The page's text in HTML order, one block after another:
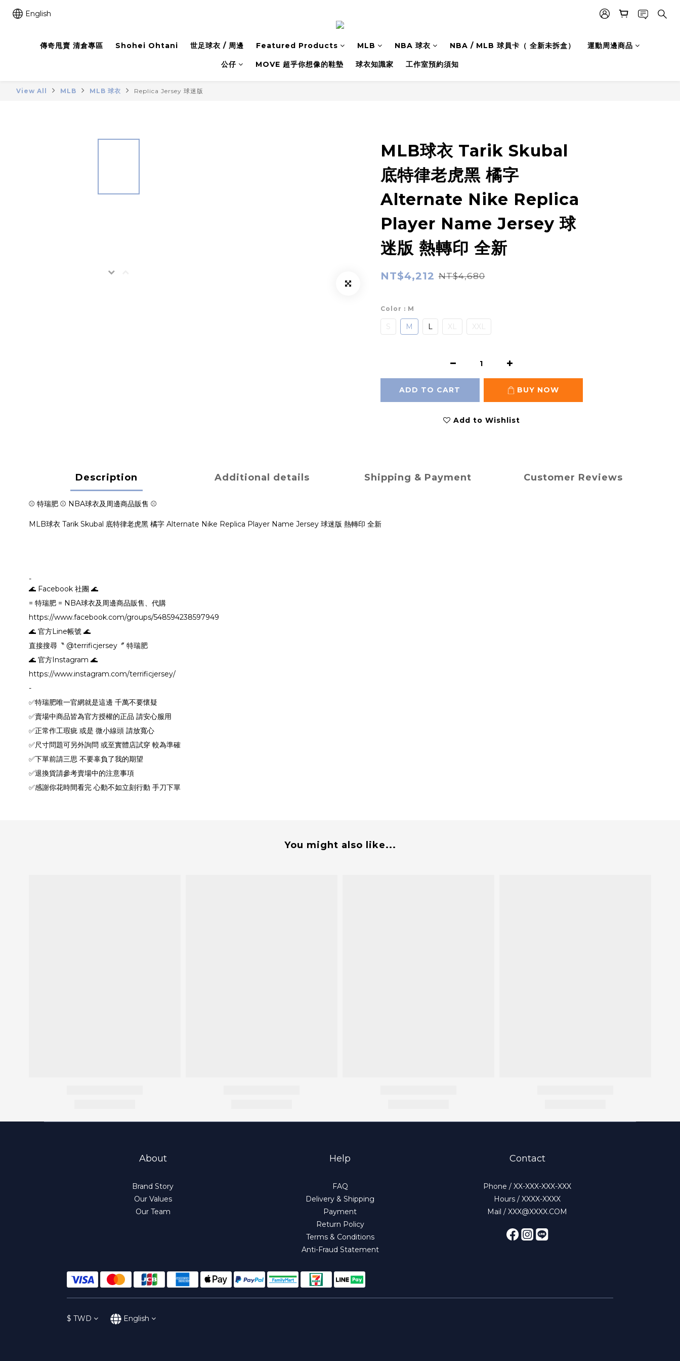
English
傳奇甩賣 清倉專區 Shohei Ohtani 世足球衣 / 周邊 Featured Products MLB NBA 球衣 NBA / MLB 球員卡（ 全新未拆盒） 運動周邊商品
公仔 MOVE 超乎你想像的鞋墊 球衣知識家 工作室預約須知
View All MLB MLB 球衣 Replica Jersey 球迷版
MLB球衣 Tarik Skubal
底特律老虎黑 橘字
Alternate Nike Replica
Player Name Jersey 球
迷版 熱轉印 全新
NT$4,212 NT$4,680
Color : M
S M L XL XXL
ADD TO CART BUY NOW
Add to Wishlist
Description Additional details Shipping & Payment Customer Reviews
⚾ 特瑞肥 ⚾ NBA球衣及周邊商品販售 ⚾
MLB球衣 Tarik Skubal 底特律老虎黑 橘字 Alternate Nike Replica Player Name Jersey 球迷版 熱轉印 全新
-
🌊 Facebook 社團 🌊
= 特瑞肥 = NBA球衣及周邊商品販售、代購
https://www.facebook.com/groups/548594238597949
🌊 官方Line帳號 🌊
直接搜尋〝 @terrificjersey〞 特瑞肥
🌊 官方Instagram 🌊
https://www.instagram.com/terrificjersey/
-
✅特瑞肥唯一官網就是這邊 千萬不要懷疑
✅賣場中商品皆為官方授權的正品 請安心服用
✅正常作工瑕疵 或是 微小線頭 請放寬心
✅尺寸問題可另外詢問 或至實體店試穿 較為準確
✅下單前請三思 不要辜負了我的期望
✅退換貨請參考賣場中的注意事項
✅感謝你花時間看完 心動不如立刻行動 手刀下單
You might also like...
About
Brand Story
Our Values
Our Team
Help
FAQ
Delivery & Shipping
Payment
Return Policy
Terms & Conditions
Anti-Fraud Statement
Contact
Phone / XX-XXX-XXX-XXX
Hours / XXXX-XXXX
Mail / XXX@XXXX.COM
$ TWD English